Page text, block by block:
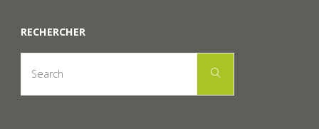
RECHERCHER
Search